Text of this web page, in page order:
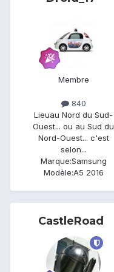
Membre
840
Lieuau Nord du Sud-
Ouest... ou au Sud du
Nord-Ouest... c'est
selon...
Marque:Samsung
Modèle:A5 2016
CastleRoad